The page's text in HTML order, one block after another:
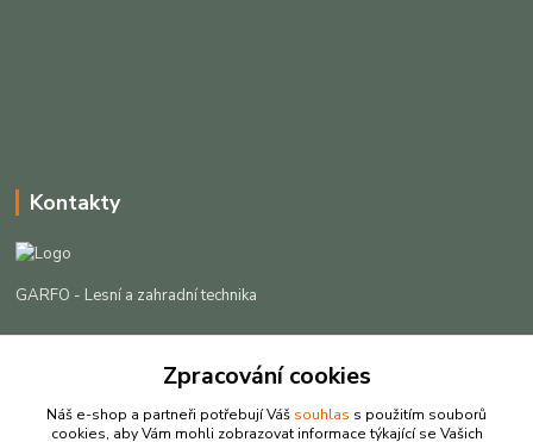
Kontakty
GARFO - Lesní a zahradní technika
+420 725 301 044
Zpracování cookies
Náš e-shop a partneři potřebují Váš souhlas s použitím souborů
cookies, aby Vám mohli zobrazovat informace týkající se Vašich